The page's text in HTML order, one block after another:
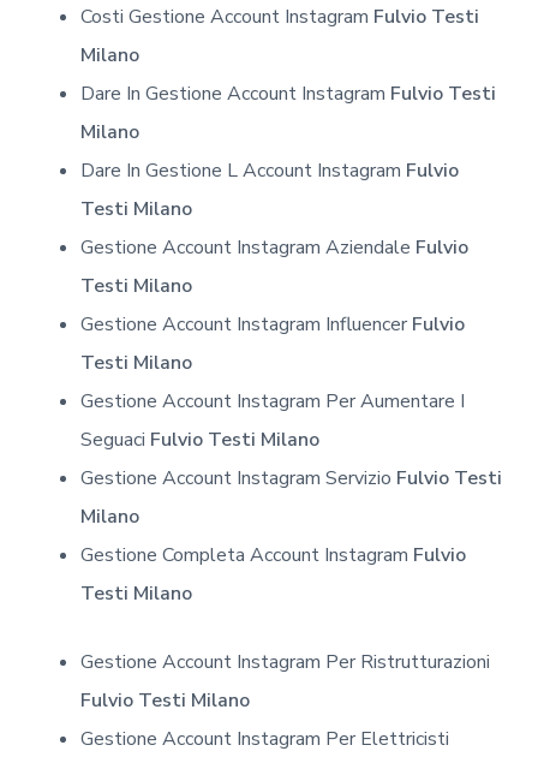
Costi Gestione Account Instagram Fulvio Testi
Milano
Dare In Gestione Account Instagram Fulvio Testi
Milano
Dare In Gestione L Account Instagram Fulvio
Testi Milano
Gestione Account Instagram Aziendale Fulvio
Testi Milano
Gestione Account Instagram Influencer Fulvio
Testi Milano
Gestione Account Instagram Per Aumentare I
Seguaci Fulvio Testi Milano
Gestione Account Instagram Servizio Fulvio Testi
Milano
Gestione Completa Account Instagram Fulvio
Testi Milano
Gestione Account Instagram Per Ristrutturazioni
Fulvio Testi Milano
Gestione Account Instagram Per Elettricisti